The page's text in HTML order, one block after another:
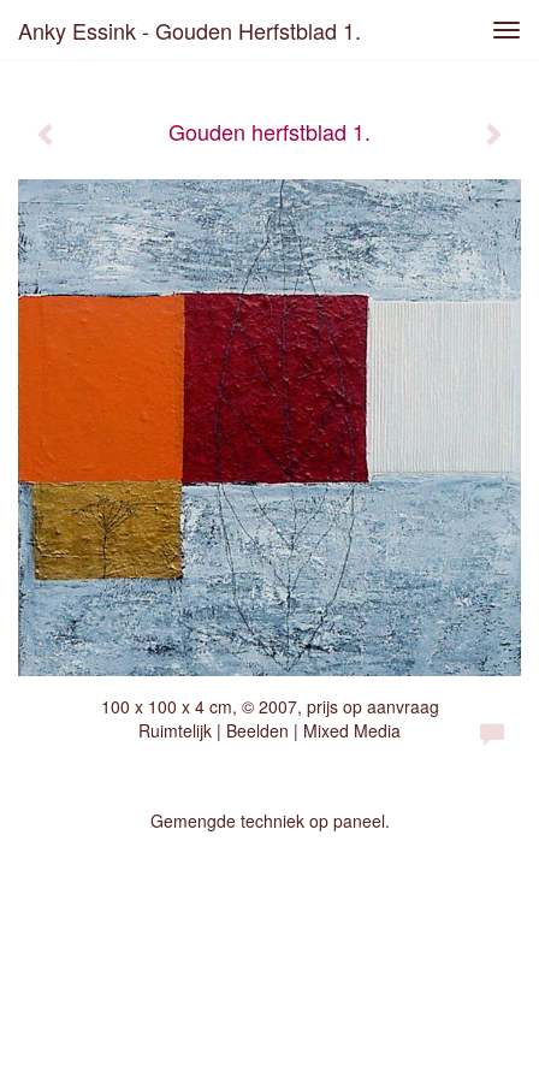
Anky Essink - Gouden Herfstblad 1.
Gouden herfstblad 1.
100 x 100 x 4 cm, © 2007, prijs op aanvraag
Ruimtelijk | Beelden | Mixed Media
Gemengde techniek op paneel.